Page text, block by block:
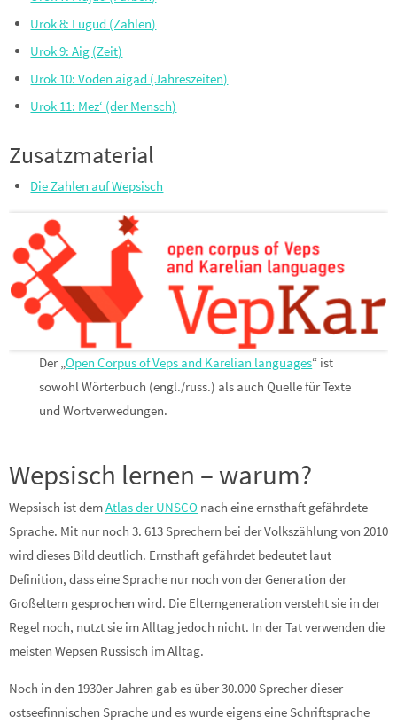
Urok 8: Lugud (Zahlen)
Urok 9: Aig (Zeit)
Urok 10: Voden aigad (Jahreszeiten)
Urok 11: Mez‘ (der Mensch)
Zusatzmaterial
Die Zahlen auf Wepsisch
Der „Open Corpus of Veps and Karelian languages“ ist
sowohl Wörterbuch (engl./russ.) als auch Quelle für Texte
und Wortverwedungen.
Wepsisch lernen – warum?
Wepsisch ist demAtlas der UNSCO nach eine ernsthaft gefährdete
Sprache. Mit nur noch 3. 613 Sprechern bei der Volkszählung von 2010
wird dieses Bild deutlich. Ernsthaft gefährdet bedeutet laut
Definition, dass eine Sprache nur noch von der Generation der
Großeltern gesprochen wird. Die Elterngeneration versteht sie in der
Regel noch, nutzt sie im Alltag jedoch nicht. In der Tat verwenden die
meisten Wepsen Russisch im Alltag.
Noch in den 1930er Jahren gab es über 30.000 Sprecher dieser
ostseefinnischen Sprache und es wurde eigens eine Schriftsprache